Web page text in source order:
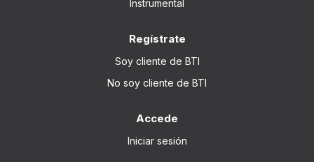
Instrumental
Regístrate
Soy cliente de BTI
No soy cliente de BTI
Accede
Iniciar sesión